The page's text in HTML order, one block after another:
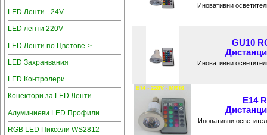
LED Ленти - 24V
LED ленти 220V
LED Ленти по Цветове->
LED Захранвания
LED Контролери
Конектори за LED Ленти
Алуминиеви LED Профили
RGB LED Пиксели WS2812
Иновативни
GU10
Иновативни
E14
Иновативни